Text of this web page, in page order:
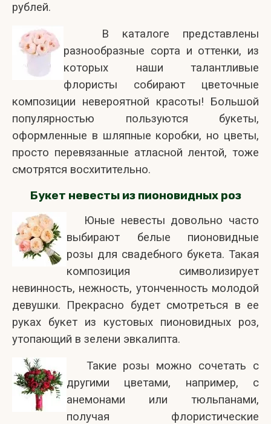
рублей.
В каталоге представлены
разнообразные сорта и оттенки, из
которых наши талантливые
флористы собирают цветочные
композиции невероятной красоты! Большой
популярностью пользуются букеты,
оформленные в шляпные коробки, но цветы,
просто перевязанные атласной лентой, тоже
смотрятся восхитительно.
Букет невесты из пионовидных роз
Юные невесты довольно часто
выбирают белые пионовидные
розы для свадебного букета. Такая
композиция символизирует
невинность, нежность, утонченность молодой
девушки. Прекрасно будет смотреться в ее
руках букет из кустовых пионовидных роз,
утопающий в зелени эвкалипта.
Такие розы можно сочетать с
другими цветами, например, с
анемонами или тюльпанами,
получая флористические